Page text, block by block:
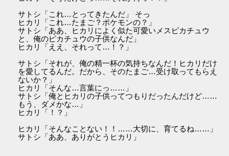
サトシ「これ…とってきたんだ」 そっ
ヒカリ「これ…たまご？ポケモンの？」
サトシ「ああ、ヒカリによく似た可愛いメスピカチュウ
と、俺のピカチュウの子供なんだ」
ヒカリ「ええ、それって…！？」
サトシ「それが、俺の精一杯の気持ちなんだ！ヒカリだけ
を愛してるんだ。だから、そのたまご…受け取ってもらえ
ないか？」
ヒカリ「そんな…言葉にっ……」
サトシ「俺とヒカリの子供ってつもりだったんだけど……
もう、ダメかな…」
ヒカリ「！？」
ヒカリ「そんなことない！！……大切に、育てるね……」
サトシ「ああ、ありがとうヒカリ」